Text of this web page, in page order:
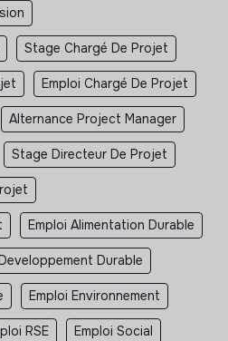
Stage Chargé De Projet
Emploi Chargé De Projet
Alternance Project Manager
Stage Directeur De Projet
Emploi Alimentation Durable
Durable
Emploi Environnement
RSE Emploi Social